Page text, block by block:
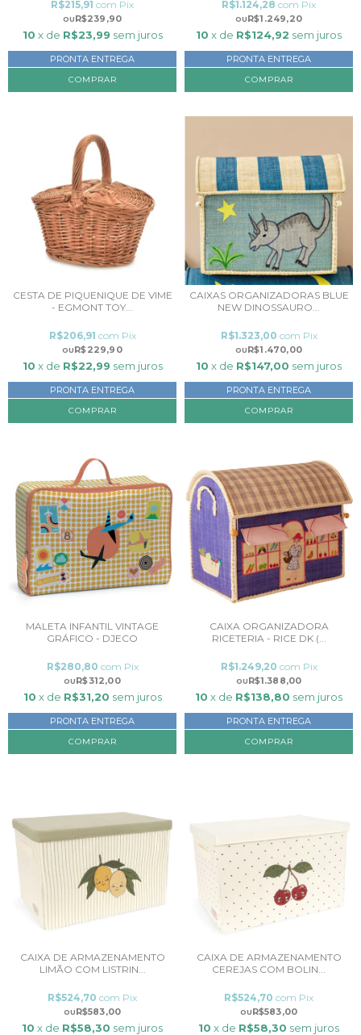
R$239,90
R$215,91 com Pix
10 x de R$23,99 sem juros
PRONTA ENTREGA
R$1.249,20
R$1.124,28 com Pix
10 x de R$124,92 sem juros
PRONTA ENTREGA
CESTA DE PIQUENIQUE DE VIME
- EGMONT TOY...
R$229,90
R$206,91 com Pix
10 x de R$22,99 sem juros
PRONTA ENTREGA
CAIXAS ORGANIZADORAS BLUE
NEW DINOSSAURO...
R$1.470,00
R$1.323,00 com Pix
10 x de R$147,00 sem juros
PRONTA ENTREGA
COMPRAR
MALETA INFANTIL VINTAGE
GRÁFICO - DJECO
R$312,00
R$280,80 com Pix
10 x de R$31,20 sem juros
PRONTA ENTREGA
CAIXA ORGANIZADORA
RICETERIA - RICE DK (...
R$1.388,00
R$1.249,20 com Pix
10 x de R$138,80 sem juros
PRONTA ENTREGA
COMPRAR
CAIXA DE ARMAZENAMENTO
LIMÃO COM LISTRIN...
R$583,00
R$524,70 com Pix
10 x de R$58,30 sem juros
CAIXA DE ARMAZENAMENTO
CEREJAS COM BOLIN...
R$583,00
R$524,70 com Pix
10 x de R$58,30 sem juros